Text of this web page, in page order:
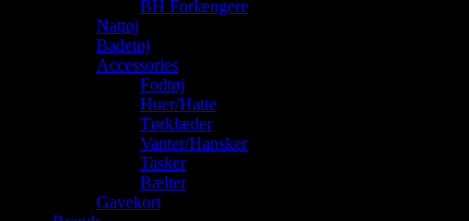
BH Forlængere
Nattøj
Badetøj
Accessories
Fodtøj
Huer/Hatte
Tørklæder
Vanter/Hansker
Tasker
Bælter
Gavekort